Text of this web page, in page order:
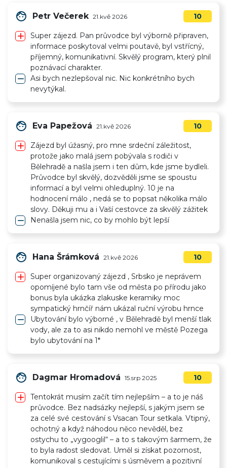
face Petr Večerek 21.kvě 2026
add Super zájezd. Pan průvodce byl výborně připraven,
informace poskytoval velmi poutavě, byl vstřícný,
příjemný, komunikativní. Skvělý program, který plnil
poznávací charakter.
remove Asi bych nezlepšoval nic. Nic konkrétního bych
nevytýkal.
10
face Eva Papežová 21.kvě 2026
add
Zájezd byl úžasný, pro mne srdeční záležitost,
protože jako malá jsem pobývala s rodiči v
Bělehradě a našla jsem i ten dům, kde jsme bydleli.
Průvodce byl skvělý, dozvěděli jsme se spoustu
informací a byl velmi ohleduplný. 10 je na
hodnocení málo , nedá se to popsat několika málo
slovy. Děkuji mu a i Vaší cestovce za skvělý zážitek
remove Nenašla jsem nic, co by mohlo být lepší
10
face Hana Šrámková 21.kvě 2026
add Super organizovaný zájezd , Srbsko je neprávem
opomíjené bylo tam vše od města po přírodu jako
bonus byla ukázka zlakuske keramiky moc
sympatický hrnčíř nám ukázal ruční výrobu hrnce
remove
Ubytování bylo výborné , v Bělehradě byl menší tlak
vody, ale za to asi nikdo nemohl ve městě Pozega
bylo ubytování na 1*
10
face Dagmar Hromadová 15.srp 2025
add Tentokrát musím začít tím nejlepším – a to je náš
průvodce. Bez nadsázky nejlepší, s jakým jsem se
za celé své cestování s Vsacan Tour setkala. Vtipný,
ochotný a když náhodou něco nevěděl, bez
ostychu to „vygooglil“ – a to s takovým šarmem, že
to byla radost sledovat. Uměl si získat pozornost,
komunikoval s cestujícími s úsměvem a pozitivní
10